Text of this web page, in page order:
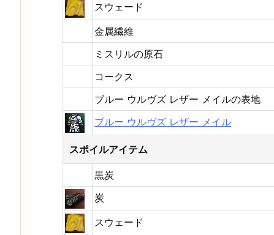
スウェード
金属繊維
ミスリルの原石
コークス
ブルー ウルヴズ レザー メイルの表地
ブルー ウルヴズ レザー メイル
スポイルアイテム
黒炭
炭
スウェード